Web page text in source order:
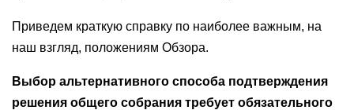
Приведем краткую справку по наиболее важным, на
наш взгляд, положениям Обзора.
Выбор альтернативного способа подтверждения
решения общего собрания требует обязательного